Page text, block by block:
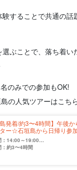
することで共通の話
ぶことで、落ち着い
のみでの参加もOK!
の人気ツアーはこち
島発着/約3〜4時間】午後
ー☆石垣島から日帰り参
・社員旅行にもおすすめ（
：14:00～19:00
間内から約3〜4時間
：約3〜4時間